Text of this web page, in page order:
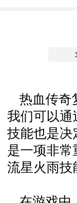
热血传奇
我们可以通
技能也是决
是一项非
流星火雨技